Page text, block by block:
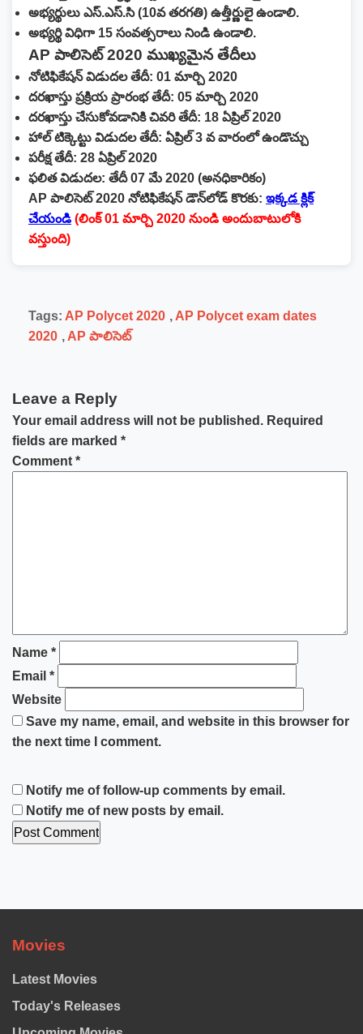
అభ్యర్థులు ఎస్.ఎస్.సి (10వ తరగతి) ఉత్తీర్ణులై ఉండాలి.
అభ్యర్థి విధిగా 15 సంవత్సరాలు నిండి ఉండాలి.
AP పాలిసెట్ 2020 ముఖ్యమైన తేదీలు
నోటిఫికేషన్ విడుదల తేదీ: 01 మార్చి 2020
దరఖాస్తు ప్రక్రియ ప్రారంభ తేదీ: 05 మార్చి 2020
దరఖాస్తు చేసుకోవడానికి చివరి తేదీ: 18 ఏప్రిల్ 2020
హాల్ టిక్కెట్టు విడుదల తేదీ: ఏప్రిల్ 3 వ వారంలో ఉండొచ్చు
పరీక్ష తేదీ: 28 ఏప్రిల్ 2020
ఫలిత విడుదల: తేదీ 07 మే 2020 (అనధికారికం)
AP పాలిసెట్ 2020 నోటిఫికేషన్‌ డౌన్‌లోడ్ కొరకు: ఇక్కడ క్లిక్
చేయండి (లింక్ 01 మార్చి 2020 నుండి అందుబాటులోకి
వస్తుంది)
Tags: AP Polycet 2020 , AP Polycet exam dates
2020 , AP పాలిసెట్
Leave a Reply
Your email address will not be published. Required
fields are marked *
Comment *
Name *
Email *
Website
Save my name, email, and website in this browser for
the next time I comment.
Notify me of follow-up comments by email.
Notify me of new posts by email.
Movies
Latest Movies
Today's Releases